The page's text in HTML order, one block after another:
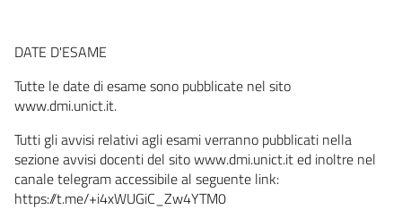
DATE D'ESAME
Tutte le date di esame sono pubblicate nel sito
www.dmi.unict.it.
Tutti gli avvisi relativi agli esami verranno pubblicati nella
sezione avvisi docenti del sito www.dmi.unict.it ed inoltre nel
canale telegram accessibile al seguente link:
https://t.me/+i4xWUGiC_Zw4YTM0